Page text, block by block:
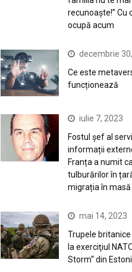
recunoaște!” Cu
ocupă acum
decembrie
Ce este
funcționează
iulie 7, 2023
Fostul șef al
informații
Franța a numit
tulburărilor în
migrația în masă
mai 14, 2023
Trupele
la exerciţiul
Storm“ din